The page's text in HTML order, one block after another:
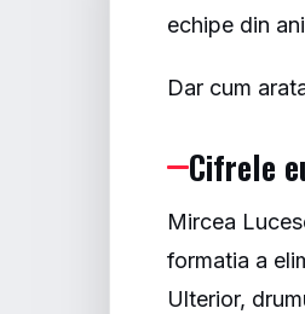
echipe din
Dar cum
Cifrele
Mircea
formatia a
Ulterior,